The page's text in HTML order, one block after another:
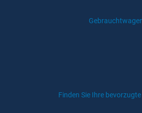
Finden Sie Ihre